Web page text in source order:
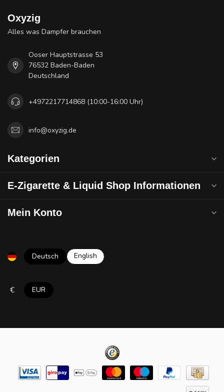
Oxyzig
Alles was Dampfer brauchen
Ooser Hauptstrasse 53
76532 Baden-Baden
Deutschland
+4972217714868 (10:00-16:00 Uhr)
info@oxyzig.de
Kategorien
E-Zigarette & Liquid Shop Informationen
Mein Konto
Deutsch English
€ EUR